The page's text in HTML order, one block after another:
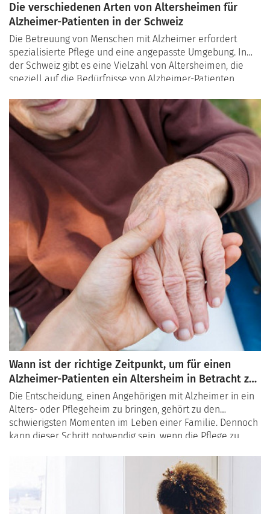
Die verschiedenen Arten von Altersheimen für
Alzheimer-Patienten in der Schweiz
Die Betreuung von Menschen mit Alzheimer erfordert
spezialisierte Pflege und eine angepasste Umgebung. In
der Schweiz gibt es eine Vielzahl von Altersheimen, die
speziell auf die Bedürfnisse von Alzheimer-Patienten
die verschiedenen Heimtypen , ihre Besonderheiten und
wie sie dazu beitragen, die Lebensqualität der Betroffenen
zu verbessern.
Wann ist der richtige Zeitpunkt, um für einen
Alzheimer-Patienten ein Altersheim in Betracht zu
ziehen?
Die Entscheidung, einen Angehörigen mit Alzheimer in ein
Alters- oder Pflegeheim zu bringen, gehört zu den
schwierigsten Momenten im Leben einer Familie. Dennoch
kann dieser Schritt notwendig sein, wenn die Pflege zu
in ein spezialisiertes Heim sinnvoll sein könnte, und wie
Sie diese Entscheidung treffen können.